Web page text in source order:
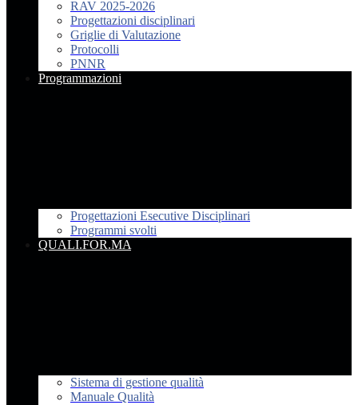
RAV 2025-2026
Progettazioni disciplinari
Griglie di Valutazione
Protocolli
PNNR
Programmazioni
Progettazioni Esecutive Disciplinari
Programmi svolti
QUALI.FOR.MA
Sistema di gestione qualità
Manuale Qualità